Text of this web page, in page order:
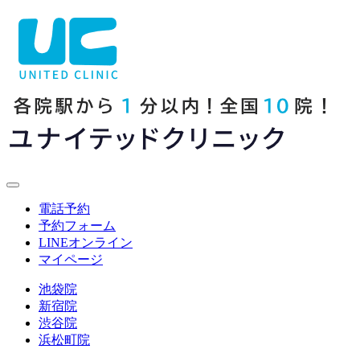
電話予約
予約フォーム
LINEオンライン
マイページ
池袋院
新宿院
渋谷院
浜松町院